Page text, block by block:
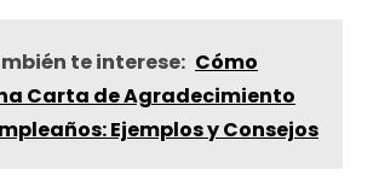
te interese: Cómo
Carta de Agradecimiento
Ejemplos y Consejos